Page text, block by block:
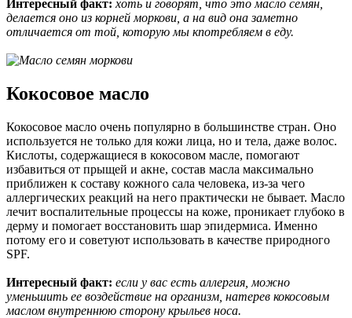
Интересный факт: хоть и говорят, что это масло семян,
делается оно из корней моркови, а на вид она заметно
отличается от той, которую мы кпотребляем в еду.
Кокосовое масло
Кокосовое масло очень популярно в большинстве стран. Оно
используется не только для кожи лица, но и тела, даже волос.
Кислоты, содержащиеся в кокосовом масле, помогают
избавиться от прыщей и акне, состав масла максимально
приближен к составу кожного сала человека, из-за чего
аллергических реакций на него практически не бывает. Масло
лечит воспалительные процессы на коже, проникает глубоко в
дерму и помогает восстановить шар эпидермиса. Именно
потому его и советуют использовать в качестве природного
SPF.
Интересный факт: если у вас есть аллергия, можно
уменьшить ее воздействие на организм, натерев кокосовым
маслом внутреннюю сторону крыльев носа.